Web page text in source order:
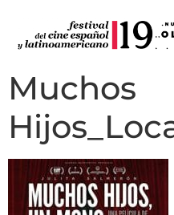
Muchos